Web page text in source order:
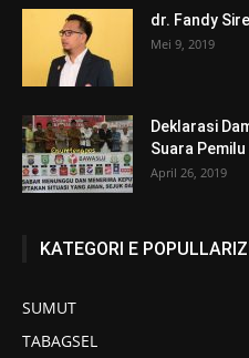
dr. Fandy
Mei 9, 2019
Deklarasi
Suara Pemilu
April 26, 2019
KATEGORI E
SUMUT
TABAGSEL